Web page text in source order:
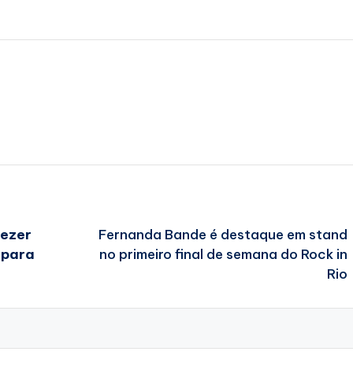
Fernanda Bande é destaque em stand
no primeiro final de semana do Rock in
Rio